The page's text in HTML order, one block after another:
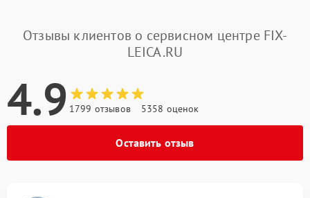
Отзывы клиентов о сервисном центре FIX-
LEICA.RU
4.9 1799 отзывов 5358 оценок
Оставить отзыв